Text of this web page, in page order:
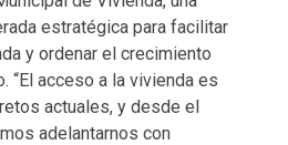
estratégica para facilitar
y ordenar el crecimiento
“El acceso a la vivienda es
actuales, y desde el
adelantarnos con